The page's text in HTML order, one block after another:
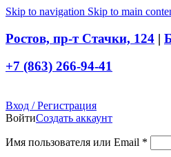
Skip to navigation Skip to main
Ростов, пр-т Стачки, 124 |
+7 (863) 266-94-41
Вход / Регистрация
ВойтиСоздать аккаунт
Имя пользователя или Email *